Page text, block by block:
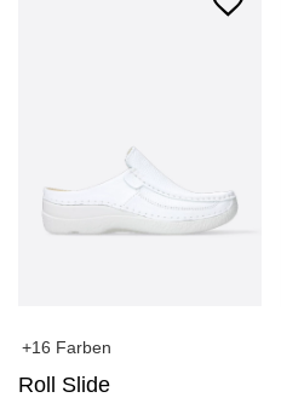
+16 Farben
Roll Slide